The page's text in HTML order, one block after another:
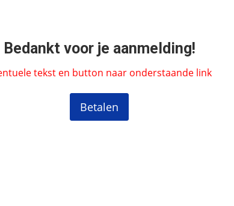
Bedankt voor je aanmelding!
tekst en button naar onderstaande link
Betalen